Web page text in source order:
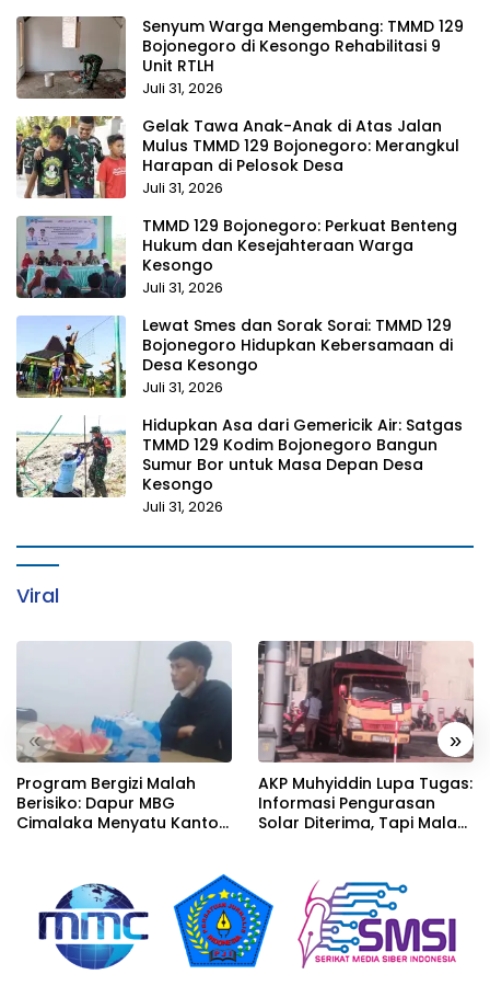
Senyum Warga Mengembang: TMMD 129
Bojonegoro di Kesongo Rehabilitasi 9
Unit RTLH
Juli 31, 2026
Gelak Tawa Anak-Anak di Atas Jalan
Mulus TMMD 129 Bojonegoro: Merangkul
Harapan di Pelosok Desa
Juli 31, 2026
TMMD 129 Bojonegoro: Perkuat Benteng
Hukum dan Kesejahteraan Warga
Kesongo
Juli 31, 2026
Lewat Smes dan Sorak Sorai: TMMD 129
Bojonegoro Hidupkan Kebersamaan di
Desa Kesongo
Juli 31, 2026
Hidupkan Asa dari Gemericik Air: Satgas
TMMD 129 Kodim Bojonegoro Bangun
Sumur Bor untuk Masa Depan Desa
Kesongo
Juli 31, 2026
Viral
« »
Program Bergizi Malah
Berisiko: Dapur MBG
Cimalaka Menyatu Kantor
AKP Muhyiddin Lupa Tugas:
Informasi Pengurasan
Solar Diterima, Tapi Malah